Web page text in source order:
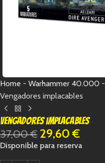
Home - Warhammer 40.000 -
Vengadores implacables
Vengadores implacables
37,00€ 29,60 €
Disponible para reserva